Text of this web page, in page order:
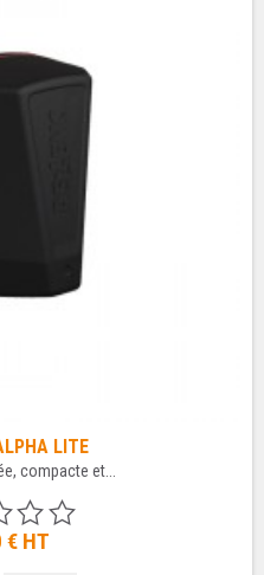
LITE
compacte et...
€ HT